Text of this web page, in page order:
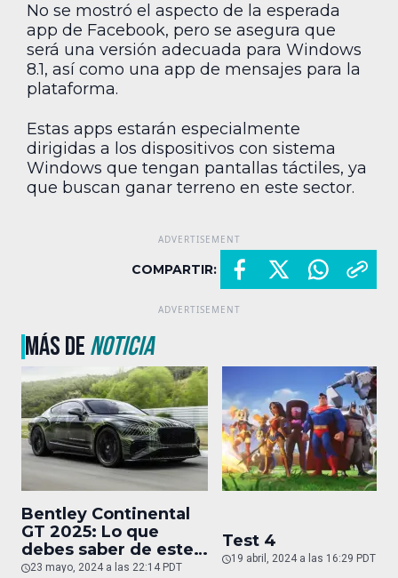
No se mostró el aspecto de la esperada
app de Facebook, pero se asegura que
será una versión adecuada para Windows
8.1, así como una app de mensajes para la
plataforma.
Estas apps estarán especialmente
dirigidas a los dispositivos con sistema
Windows que tengan pantallas táctiles, ya
que buscan ganar terreno en este sector.
COMPARTIR:
MÁS DENOTICIA
Bentley Continental
GT 2025: Lo que
debes saber de este
auto de superlujo
23 mayo, 2024 a las 22:14 PDT
Test 4
19 abril, 2024 a las 16:29 PDT